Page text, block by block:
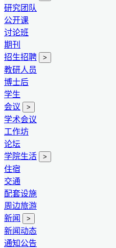
研究团队
公开课
讨论班
期刊
招生招聘
>
教研人员
博士后
学生
会议
>
学术会议
工作坊
论坛
学院生活
>
住宿
交通
配套设施
周边旅游
新闻
>
新闻动态
通知公告